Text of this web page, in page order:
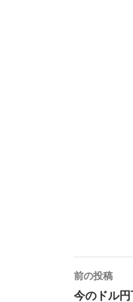
投
前の投稿
今のドル